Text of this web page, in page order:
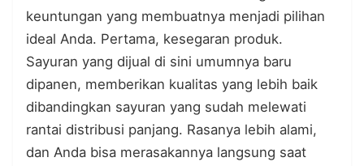
keuntungan yang membuatnya menjadi pilihan
ideal Anda. Pertama, kesegaran produk.
Sayuran yang dijual di sini umumnya baru
dipanen, memberikan kualitas yang lebih baik
dibandingkan sayuran yang sudah melewati
rantai distribusi panjang. Rasanya lebih alami,
dan Anda bisa merasakannya langsung saat